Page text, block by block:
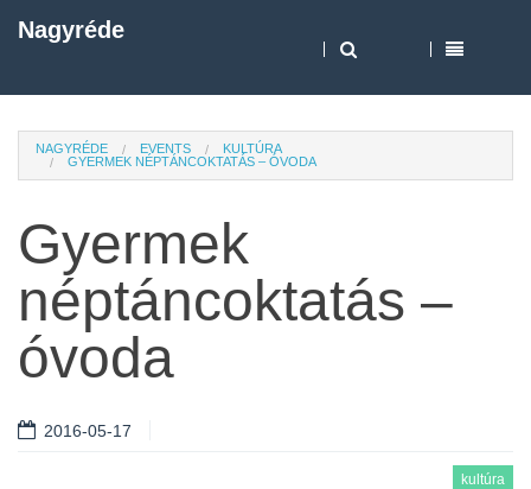
Nagyréde
NAGYRÉDE EVENTS
KULTÚRA
GYERMEK NÉPTÁNCOKTATÁS – ÓVODA
Gyermek
néptáncoktatás –
óvoda
2016-05-17
kultúra